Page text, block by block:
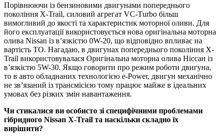
Порівнюючи із бензиновими двигунами попереднього
покоління X-Trail, силовий агрегат VС-Тurbo більш
вимогливий до якості та характеристик моторної оливи. Для
його експлуатації використовується нова оригінальна моторна
олива Nissan із в’язкістю 0W-20, що відповідно впливає на
вартість ТО. Нагадаю, в двигунах попереднього покоління X-
Trail використовувалася Оригінальна моторна олива Ніссан із
в’язкістю 5W-30. Якщо говорити про режим роботи двигуна,
то в авто обладнаних технологією e-Power, двигун механічно
не зв’язаний із трансмісією тому працює майже в ідеальних
умовах без різких змін навантаження.
Чи стикалися ви особисто зі специфічними проблемами
гібридного Nissan X-Trail та наскільки складно їх
вирішити?